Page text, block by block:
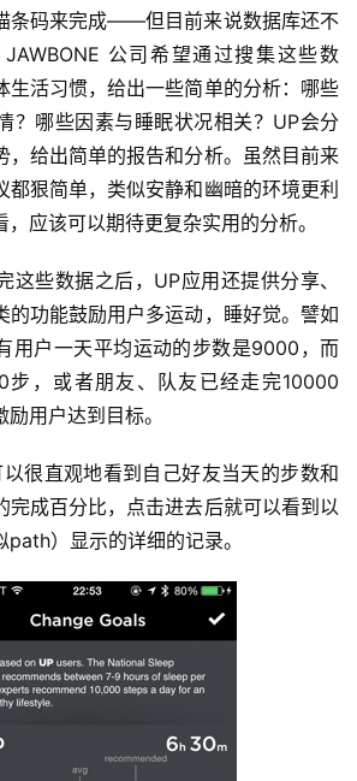
条码来完成——但目前来说数据库还不
公司希望通过搜集这些数
生活习惯，给出一些简单的分析：哪些
？哪些因素与睡眠状况相关？UP会分
，给出简单的报告和分析。虽然目前来
都狠简单，类似安静和幽暗的环境更利
应该可以期待更复杂实用的分析。
这些数据之后，UP应用还提供分享、
的功能鼓励用户多运动，睡好觉。譬如
用户一天平均运动的步数是9000，而
步，或者朋友、队友已经走完10000
用户达到目标。
很直观地看到自己好友当天的步数和
完成百分比，点击进去后就可以看到以
）显示的详细的记录。